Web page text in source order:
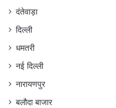
दंतेवाड़ा
दिल्ली
धमतरी
नई दिल्ली
नारायणपुर
बलौदा बाजार